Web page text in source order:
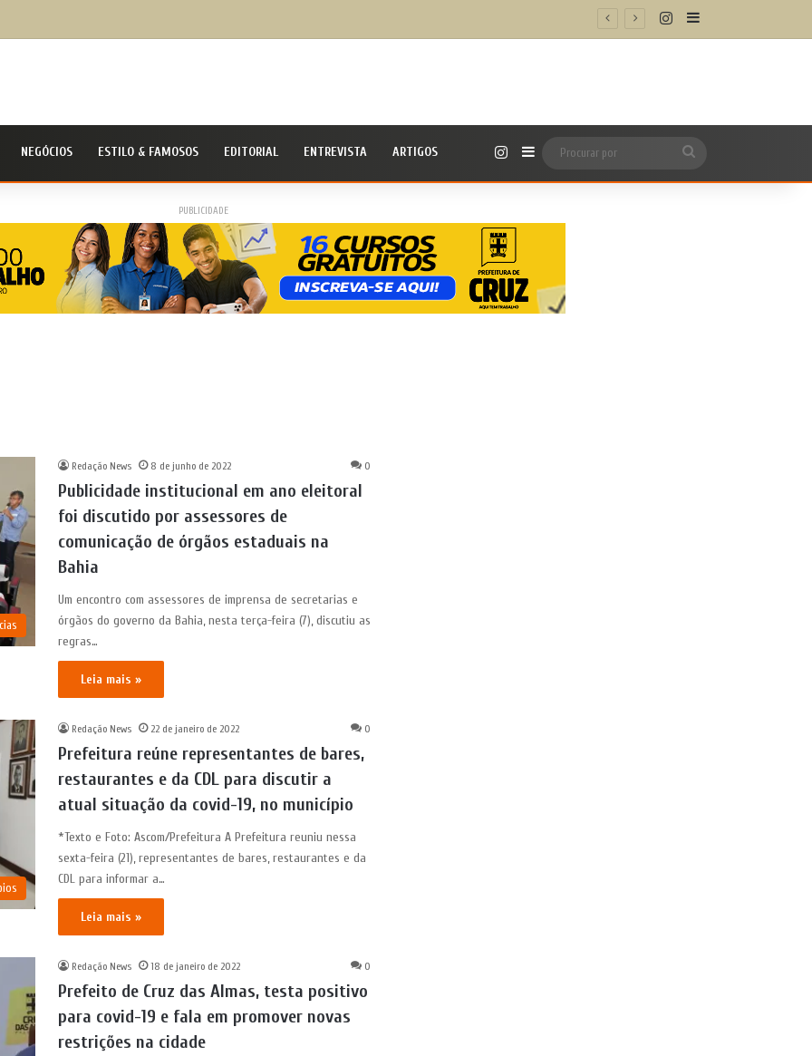
InstagramBarra Lateral
NEGÓCIOS ESTILO & FAMOSOS EDITORIAL ENTREVISTA ARTIGOS InstagramBarra Lateral
por
PUBLICIDADE
Redação News 8 de junho de 2022 0
Publicidade institucional em ano eleitoral
foi discutido por assessores de
comunicação de órgãos estaduais na
Bahia
Um encontro com assessores de imprensa de secretarias e
órgãos do governo da Bahia, nesta terça-feira (7), discutiu as
regras…
Leia mais »
Redação News 22 de janeiro de 2022 0
Prefeitura reúne representantes de bares,
restaurantes e da CDL para discutir a
atual situação da covid-19, no município
*Texto e Foto: Ascom/Prefeitura A Prefeitura reuniu nessa
sexta-feira (21), representantes de bares, restaurantes e da
CDL para informar a…
Leia mais »
Redação News 18 de janeiro de 2022 0
Prefeito de Cruz das Almas, testa positivo
para covid-19 e fala em promover novas
restrições na cidade